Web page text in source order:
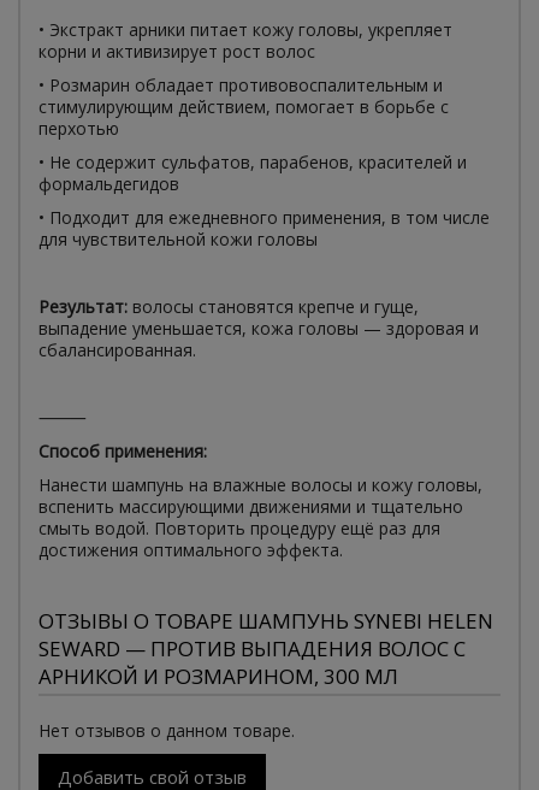
• Экстракт арники питает кожу головы, укрепляет
корни и активизирует рост волос
• Розмарин обладает противовоспалительным и
стимулирующим действием, помогает в борьбе с
перхотью
• Не содержит сульфатов, парабенов, красителей и
формальдегидов
• Подходит для ежедневного применения, в том числе
для чувствительной кожи головы
Результат: волосы становятся крепче и гуще,
выпадение уменьшается, кожа головы — здоровая и
сбалансированная.
⸻
Способ применения:
Нанести шампунь на влажные волосы и кожу головы,
вспенить массирующими движениями и тщательно
смыть водой. Повторить процедуру ещё раз для
достижения оптимального эффекта.
ОТЗЫВЫ О ТОВАРЕ ШАМПУНЬ SYNEBI HELEN
SEWARD — ПРОТИВ ВЫПАДЕНИЯ ВОЛОС С
АРНИКОЙ И РОЗМАРИНОМ, 300 МЛ
Нет отзывов о данном товаре.
Добавить свой отзыв